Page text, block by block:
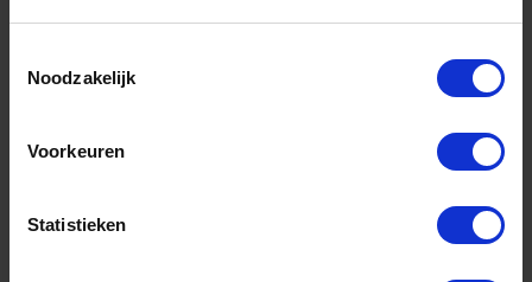
Noodzakelijk
Voorkeuren
Statistieken